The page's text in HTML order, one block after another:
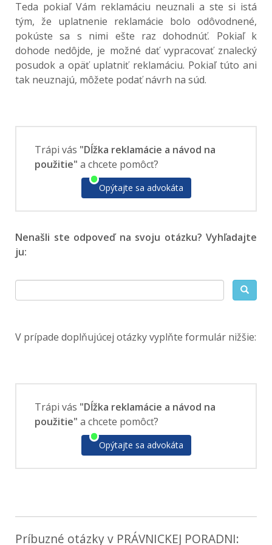
Teda pokiaľ Vám reklamáciu neuznali a ste si istá
tým, že uplatnenie reklamácie bolo odôvodnené,
pokúste sa s nimi ešte raz dohodnúť. Pokiaľ k
dohode nedôjde, je možné dať vypracovať znalecký
posudok a opäť uplatniť reklamáciu. Pokiaľ túto ani
tak neuznajú, môžete podať návrh na súd.
Trápi vás "Dĺžka reklamácie a návod na
použitie" a chcete pomôcť?
Opýtajte sa advokáta
Nenašli ste odpoveď na svoju otázku? Vyhľadajte
ju:
V prípade doplňujúcej otázky vyplňte formulár nižšie:
Trápi vás "Dĺžka reklamácie a návod na
použitie" a chcete pomôcť?
Opýtajte sa advokáta
Príbuzné otázky v PRÁVNICKEJ PORADNI: